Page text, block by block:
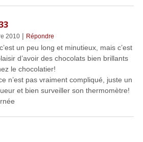
2010| Répondre
un peu long et minutieux, mais c’est
d’avoir des chocolats bien brillants
le chocolatier!
n’est pas vraiment compliqué, juste un
et bien surveiller son thermomètre!